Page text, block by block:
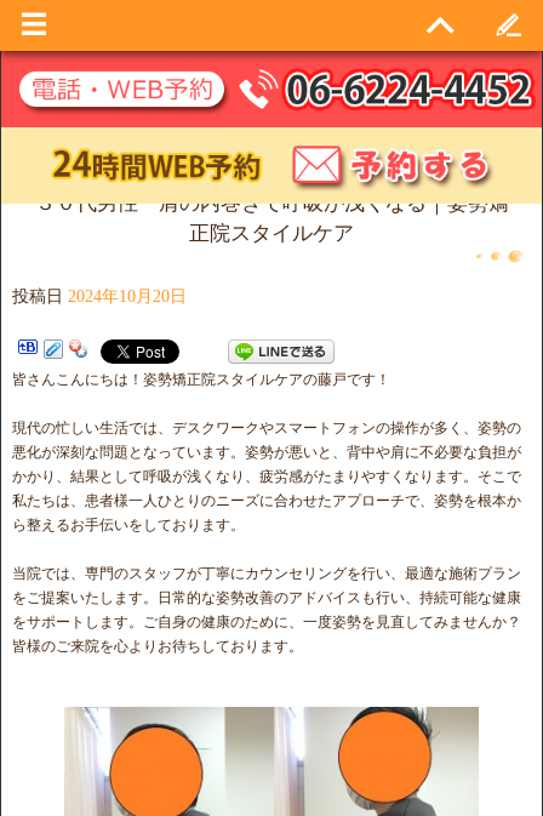
３０代男性 肩の内巻きで呼吸が浅くなる｜姿勢矯
正院スタイルケア
投稿日 2024年10月20日
皆さんこんにちは！姿勢矯正院スタイルケアの藤戸です！
現代の忙しい生活では、デスクワークやスマートフォンの操作が多く、姿勢の
悪化が深刻な問題となっています。姿勢が悪いと、背中や肩に不必要な負担が
かかり、結果として呼吸が浅くなり、疲労感がたまりやすくなります。そこで
私たちは、患者様一人ひとりのニーズに合わせたアプローチで、姿勢を根本か
ら整えるお手伝いをしております。
当院では、専門のスタッフが丁寧にカウンセリングを行い、最適な施術プラン
をご提案いたします。日常的な姿勢改善のアドバイスも行い、持続可能な健康
をサポートします。ご自身の健康のために、一度姿勢を見直してみませんか？
皆様のご来院を心よりお待ちしております。